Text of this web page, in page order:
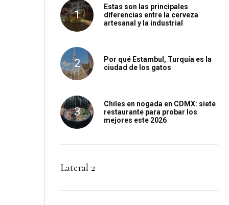
Estas son las principales
diferencias entre la cerveza
artesanal y la industrial
Por qué Estambul, Turquía es la
ciudad de los gatos
Chiles en nogada en CDMX: siete
restaurante para probar los
mejores este 2026
Lateral 2